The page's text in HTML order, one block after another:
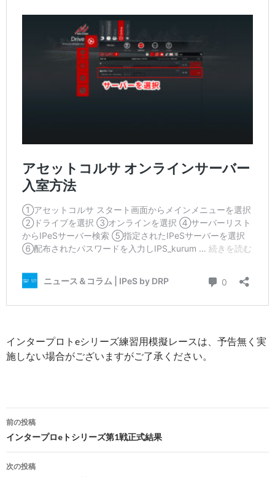
インタープロトeシリーズ練習用模擬レースは、予告無く実
施しない場合がございますがご了承ください。
投
稿
ナ
前の投稿
インタープロeトシリーズ第1戦正式結果
次の投稿